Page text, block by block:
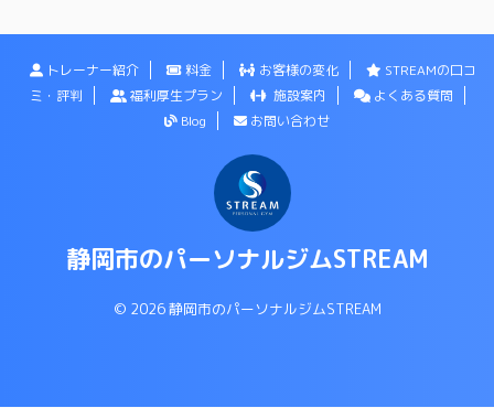
トレーナー紹介 料金 お客様の変化
STREAMの口コ
ミ・評判
福利厚生プラン 施設案内
よくある質問
Blog
お問い合わせ
静岡市のパーソナルジムSTREAM
© 2026 静岡市のパーソナルジムSTREAM